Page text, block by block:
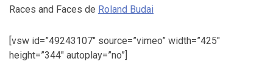
Races and Faces de Roland Budai
[vsw id=”49243107″ source=”vimeo” width=”425″
height=”344″ autoplay=”no”]